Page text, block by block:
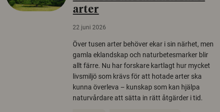
arter
22 juni 2026
Över tusen arter behöver ekar i sin närhet, men
gamla eklandskap och naturbetesmarker blir
allt färre. Nu har forskare kartlagt hur mycket
livsmiljö som krävs för att hotade arter ska
kunna överleva – kunskap som kan hjälpa
naturvårdare att sätta in rätt åtgärder i tid.